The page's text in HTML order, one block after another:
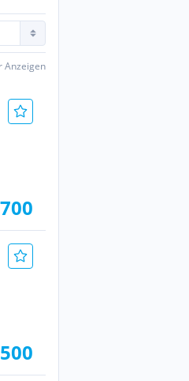
Anzeigen